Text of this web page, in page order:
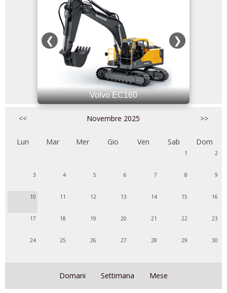
Volvo EC160
❮ ❯
<< Novembre 2025 >>
Lun Mar Mer Gio Ven Sab Dom
1 2
3 4 5 6 7 8 9
10 11 12 13 14 15 16
17 18 19 20 21 22 23
24 25 26 27 28 29 30
Domani Settimana Mese